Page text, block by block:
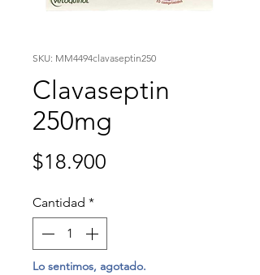
SKU: MM4494clavaseptin250
Clavaseptin
250mg
$18.900
Cantidad *
Lo sentimos, agotado.